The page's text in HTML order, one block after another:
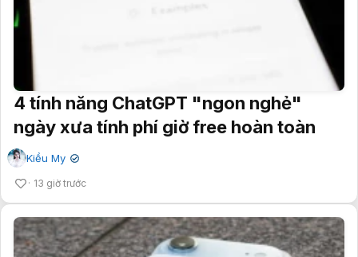
4 tính năng ChatGPT "ngon nghẻ"
ngày xưa tính phí giờ free hoàn toàn
Kiều My ✔
13 giờ trước